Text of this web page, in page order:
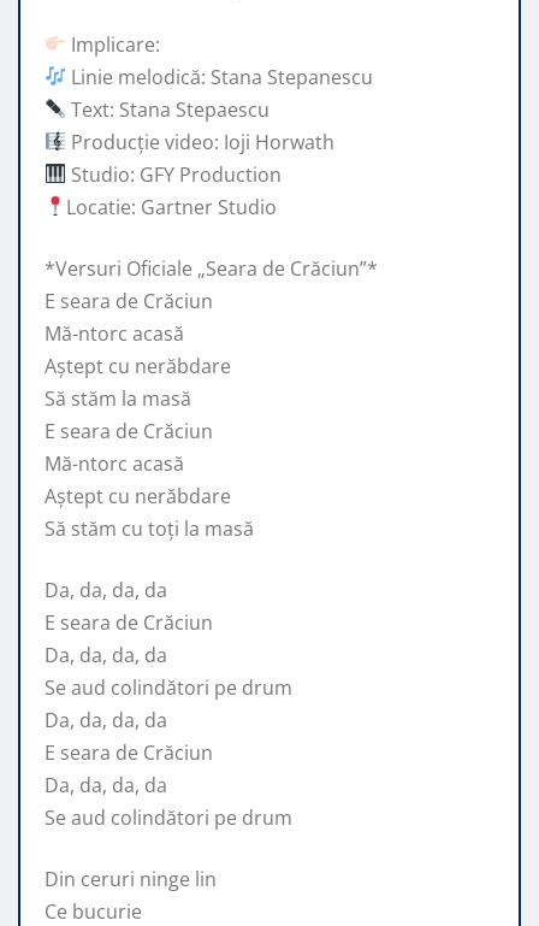
Implicare:
Linie melodică: Stana Stepanescu
Text: Stana Stepaescu
Producție video: Ioji Horwath
Studio: GFY Production
Locatie: Gartner Studio
*Versuri Oficiale „Seara de Crăciun”*
E seara de Crăciun
Mă-ntorc acasă
Aștept cu nerăbdare
Să stăm la masă
E seara de Crăciun
Mă-ntorc acasă
Aștept cu nerăbdare
Să stăm cu toți la masă
Da, da, da, da
E seara de Crăciun
Da, da, da, da
Se aud colindători pe drum
Da, da, da, da
E seara de Crăciun
Da, da, da, da
Se aud colindători pe drum
Din ceruri ninge lin
Ce bucurie